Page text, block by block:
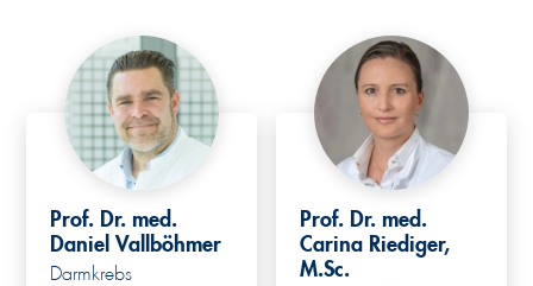
Prof. Dr. med.
Daniel Vallböhmer
Darmkrebs
Prof. Dr. med.
Carina Riediger,
M.Sc.